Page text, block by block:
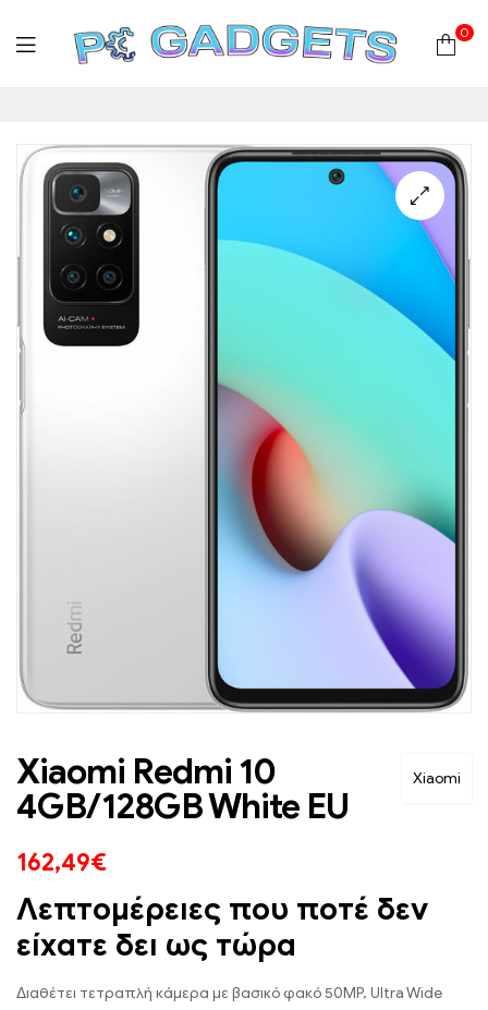
Gadgets
Plus
|
Hardware
0
Xiaomi
Xiaomi Redmi 10
4GB/128GB White EU
162,49€
Λεπτομέρειες που ποτέ δεν
είχατε δει ως τώρα
Διαθέτει τετραπλή κάμερα με βασικό φακό 50MP, Ultra Wide